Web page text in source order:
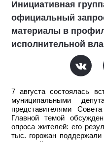
Инициативная
официальный
материалы в
исполнительной
7 августа состоялась
муниципальными
представителями
Главной темой
опроса жителей: его
тыс. горожан